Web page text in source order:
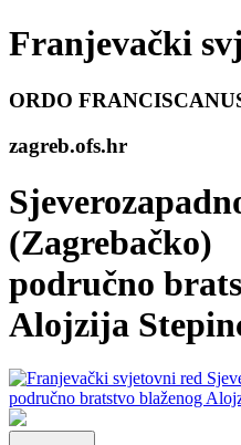
Franjevački
ORDO
zagreb.ofs.hr
(Zagrebačko)
područno
Alojzija